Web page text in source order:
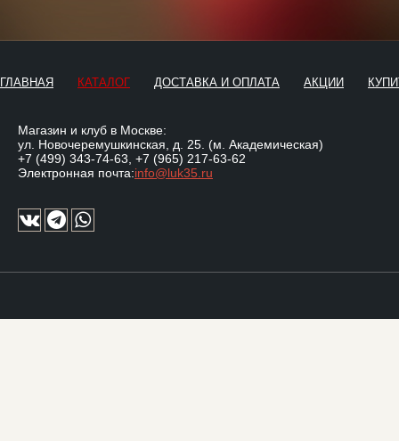
ГЛАВНАЯ КАТАЛОГ ДОСТАВКА И ОПЛАТА АКЦИИ
Магазин и клуб в Москве:
ул. Новочеремушкинская, д. 25. (м. Академическая)
+7 (499) 343-74-63 +7 (965) 217-63-62
Электронная почта:info@luk35.ru